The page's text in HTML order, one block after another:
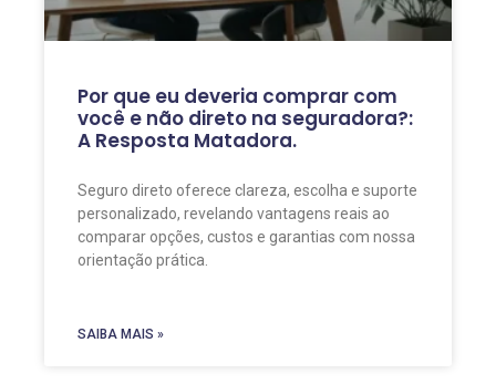
Por que eu deveria comprar com
você e não direto na seguradora?:
A Resposta Matadora.
Seguro direto oferece clareza, escolha e suporte
personalizado, revelando vantagens reais ao
comparar opções, custos e garantias com nossa
orientação prática.
SAIBA MAIS »